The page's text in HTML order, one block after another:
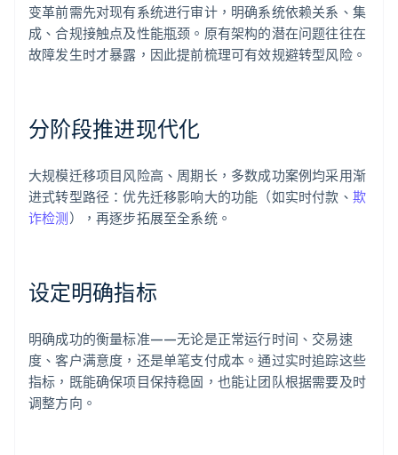
变革前需先对现有系统进行审计，明确系统依赖关系、集
成、合规接触点及性能瓶颈。原有架构的潜在问题往往在
故障发生时才暴露，因此提前梳理可有效规避转型风险。
分阶段推进现代化
大规模迁移项目风险高、周期长，多数成功案例均采用渐
进式转型路径：优先迁移影响大的功能（如实时付款、 欺
诈检测），再逐步拓展至全系统。
设定明确指标
明确成功的衡量标准——无论是正常运行时间、交易速
度、客户满意度，还是单笔支付成本。通过实时追踪这些
指标，既能确保项目保持稳固，也能让团队根据需要及时
调整方向。